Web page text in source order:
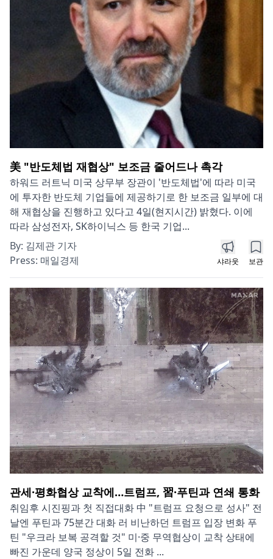
美 "반도체법 재협상" 보조금 줄어드나 촉각
하워드 러트닉 미국 상무부 장관이 '반도체법'에 따라 미국
에 투자한 반도체 기업들에 제공하기로 한 보조금 일부에 대
해 재협상을 진행하고 있다고 4일(현지시간) 밝혔다. 이에
따라 삼성전자, SK하이닉스 등 한국 기업...
By: 김제관 기자
Press: 매일경제 샤라웃 보관
관세·평화협상 교착에…트럼프, 習·푸틴과 연쇄 통화
취임후 시진핑과 첫 직접대화 中 "트럼프 요청으로 성사" 전
날엔 푸틴과 75분간 대화 러 비난하던 트럼프 입장 변화 푸
틴 "우크라 보복 공격할 것" 미·중 무역협상이 교착 상태에
빠진 가운데 양국 정상이 5일 전화 ...